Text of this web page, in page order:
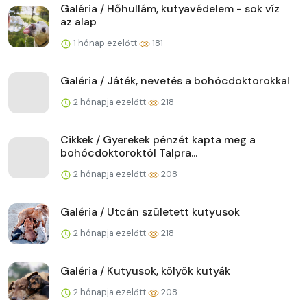
Galéria / Hőhullám, kutyavédelem - sok víz
az alap
1 hónap ezelőtt 181
Galéria / Játék, nevetés a bohócdoktorokkal
2 hónapja ezelőtt 218
Cikkek / Gyerekek pénzét kapta meg a
bohócdoktoroktól Talpra...
2 hónapja ezelőtt 208
Galéria / Utcán született kutyusok
2 hónapja ezelőtt 218
Galéria / Kutyusok, kölyök kutyák
2 hónapja ezelőtt 208